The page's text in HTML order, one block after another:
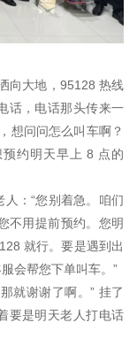
向大地，95128 热线
话，电话那头传来一
想问问怎么叫车啊？
约明天早上 8 点的
：“您别着急。咱们
不用提前预约。您明
就行。要是遇到出
会帮您下单叫车。”
就谢谢了啊。” 挂了
要是明天老人打电话